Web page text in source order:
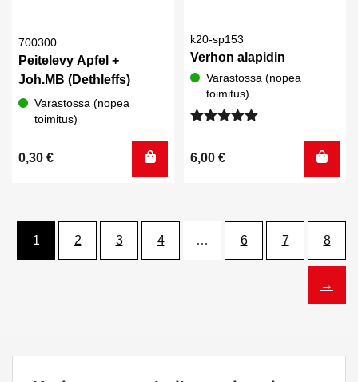
700300
Peitelevy Apfel +
Joh.MB (Dethleffs)
Varastossa (nopea
toimitus)
0,30 €
k20-sp153
Verhon alapidin
Varastossa (nopea
toimitus)
5.00/ 5
6,00 €
1 2 3 4 … 6 7 8
→